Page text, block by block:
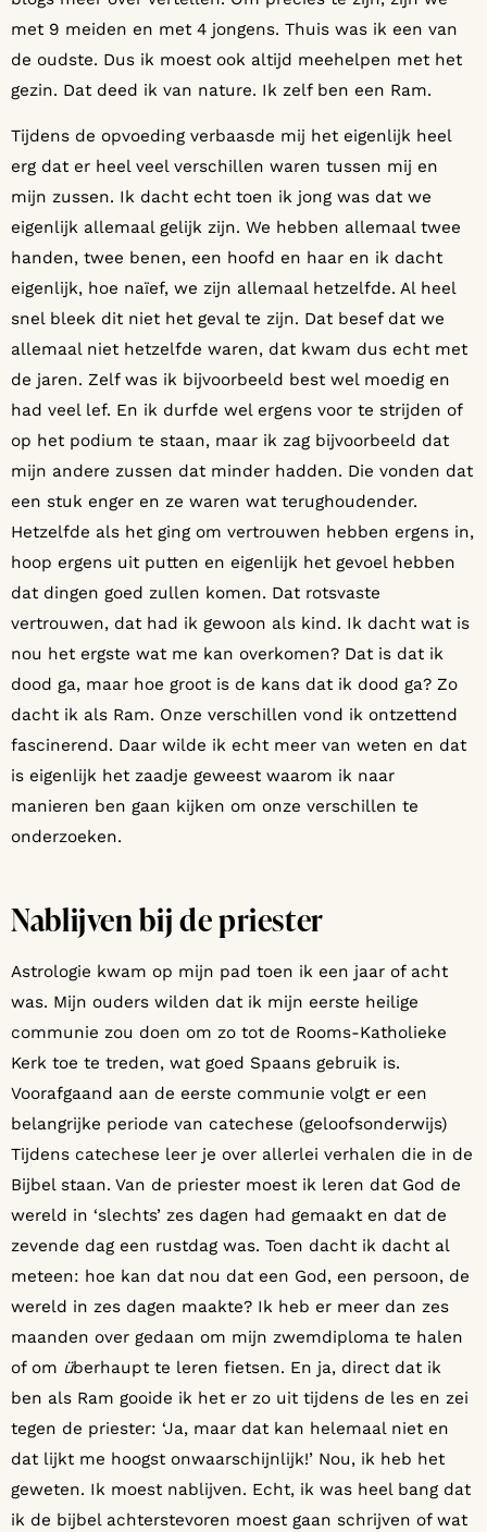
met 9 meiden en met 4 jongens. Thuis was ik een van
de oudste. Dus ik moest ook altijd meehelpen met het
gezin. Dat deed ik van nature. Ik zelf ben een Ram.
Tijdens de opvoeding verbaasde mij het eigenlijk heel
erg dat er heel veel verschillen waren tussen mij en
mijn zussen. Ik dacht echt toen ik jong was dat we
eigenlijk allemaal gelijk zijn. We hebben allemaal twee
handen, twee benen, een hoofd en haar en ik dacht
eigenlijk, hoe naïef, we zijn allemaal hetzelfde. Al heel
snel bleek dit niet het geval te zijn. Dat besef dat we
allemaal niet hetzelfde waren, dat kwam dus echt met
de jaren. Zelf was ik bijvoorbeeld best wel moedig en
had veel lef. En ik durfde wel ergens voor te strijden of
op het podium te staan, maar ik zag bijvoorbeeld dat
mijn andere zussen dat minder hadden. Die vonden dat
een stuk enger en ze waren wat terughoudender.
Hetzelfde als het ging om vertrouwen hebben ergens in,
hoop ergens uit putten en eigenlijk het gevoel hebben
dat dingen goed zullen komen. Dat rotsvaste
vertrouwen, dat had ik gewoon als kind. Ik dacht wat is
nou het ergste wat me kan overkomen? Dat is dat ik
dood ga, maar hoe groot is de kans dat ik dood ga? Zo
dacht ik als Ram. Onze verschillen vond ik ontzettend
fascinerend. Daar wilde ik echt meer van weten en dat
is eigenlijk het zaadje geweest waarom ik naar
manieren ben gaan kijken om onze verschillen te
onderzoeken.
Nablijven bij de priester
Astrologie kwam op mijn pad toen ik een jaar of acht
was. Mijn ouders wilden dat ik mijn eerste heilige
communie zou doen om zo tot de Rooms-Katholieke
Kerk toe te treden, wat goed Spaans gebruik is.
Voorafgaand aan de eerste communie volgt er een
belangrijke periode van catechese (geloofsonderwijs)
Tijdens catechese leer je over allerlei verhalen die in de
Bijbel staan. Van de priester moest ik leren dat God de
wereld in ‘slechts’ zes dagen had gemaakt en dat de
zevende dag een rustdag was. Toen dacht ik dacht al
meteen: hoe kan dat nou dat een God, een persoon, de
wereld in zes dagen maakte? Ik heb er meer dan zes
maanden over gedaan om mijn zwemdiploma te halen
of om überhaupt te leren fietsen. En ja, direct dat ik
ben als Ram gooide ik het er zo uit tijdens de les en zei
tegen de priester: ‘Ja, maar dat kan helemaal niet en
dat lijkt me hoogst onwaarschijnlijk!’ Nou, ik heb het
geweten. Ik moest nablijven. Echt, ik was heel bang dat
ik de bijbel achterstevoren moest gaan schrijven of wat